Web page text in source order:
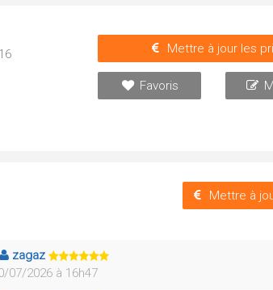
Mettre à jour les
Favoris
Mettre à
zagaz
07/2026 à 16h47